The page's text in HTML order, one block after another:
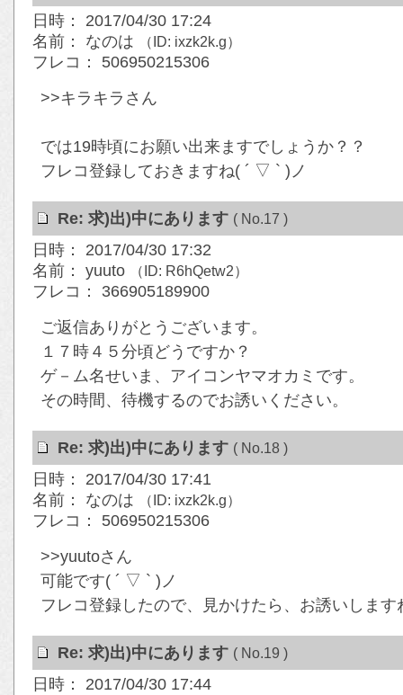
日時： 2017/04/30 17:24
名前： なのは
（ID: ixzk2k.g）
フレコ： 506950215306
>>キラキラさん
では19時頃にお願い出来ますでしょうか？？
フレコ登録しておきますね( ´ ▽ ` )ノ
Re: 求)出)中にあります ( No.17 )
日時： 2017/04/30 17:32
名前： yuuto
（ID: R6hQetw2）
フレコ： 366905189900
ご返信ありがとうございます。
１７時４５分頃どうですか？
ゲ－ム名せいま、アイコンヤマオカミです。
その時間、待機するのでお誘いください。
Re: 求)出)中にあります ( No.18 )
日時： 2017/04/30 17:41
名前： なのは
（ID: ixzk2k.g）
フレコ： 506950215306
>>yuutoさん
可能です( ´ ▽ ` )ノ
フレコ登録したので、見かけたら、お誘いします
Re: 求)出)中にあります ( No.19 )
日時： 2017/04/30 17:44